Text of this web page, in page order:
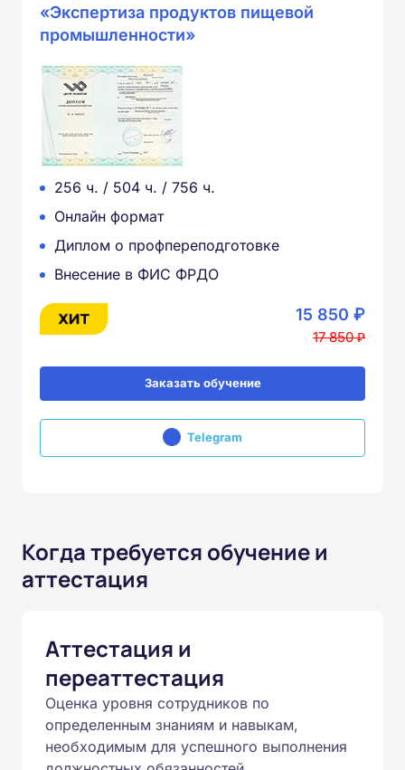
«Экспертиза продуктов пищевой
промышленности»
256 ч. / 504 ч. / 756 ч.
Онлайн формат
Диплом о профпереподготовке
Внесение в ФИС ФРДО
15 850 ₽
17 850 ₽
Заказать обучение
Telegram
Когда требуется обучение и
аттестация
Аттестация и
переаттестация
Оценка уровня сотрудников по
определенным знаниям и навыкам,
необходимым для успешного выполнения